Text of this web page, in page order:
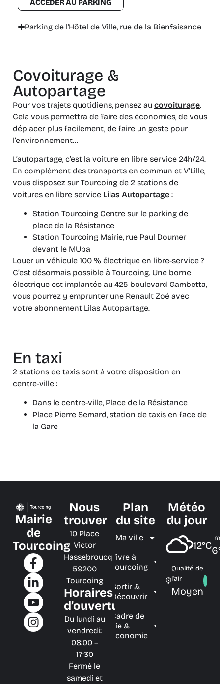
ACCÉDER AU PARKING
Parking de l'Hôtel de Ville, rue de la Bienfaisance
Covoiturage &
Autopartage
Pour vos trajets quotidiens, pensez au covoiturage.
Cela vous permettra de faire des économies, de vous
déplacer plus facilement, de faire un geste pour
l’environnement…
L’autopartage, c’est la voiture en libre service 24h/24.
En complément des transports en commun et V’Lille,
vous disposez sur Tourcoing de 2 stations de
voitures en libre service Lilas Autopartage :
Station Tourcoing Centre sur le parking de
place de la Résistance
Station Tourcoing Mairie, rue Paul Doumer
devant le MUba
Louer un véhicule 100 % électrique en libre-service ?
C’est désormais possible à Tourcoing. Une borne
électrique est implantée au 425 boulevard Gambetta,
vous pourrez y emprunter une Renault Zoé avec
votre abonnement Lilas Autopartage.
En taxi
2 stations de taxis sont à votre disposition en
centre-ville :
Dans le centre-ville, Place de la Résistance
Place Pierre Semard, station de taxis en face de
la Gare
Mairie
de
Tourcoing
Nous
trouver
10 Place
Victor
Hassebroucq
59200
Tourcoing
Horaires
d’ouverture
Du lundi au
vendredi:
08:00 –
17:30
Fermé le
samedi et
Plan
du site
Ma ville
Vivre à
Tourcoing
Sortir &
Découvrir
Cadre de
vie &
Économie
Météo
du jour
12°C
Qualité de
l'air
Moyen